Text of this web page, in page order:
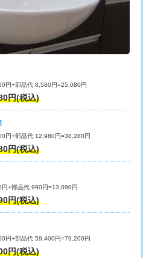
・銅
)
44,000円
・銅
)
し作
で） 55,000円
/3ｍ超
作業）
掃・修
作業）
11,000円
掃・修
作業）
22,000円
掃・修
作業）
33,000円
ッキ
デッキ
16,500円+材料費
円+部品代 8,580円=25,080円
円(税込)
円+部品代 12,980円=38,280円
円(税込)
+部品代 990円=13,090円
円(税込)
円+部品代 59,400円=79,200円
円(税込)